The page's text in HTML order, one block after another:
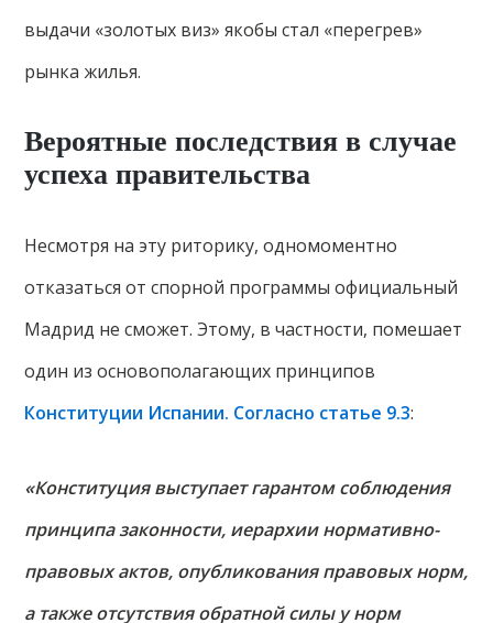
выдачи «золотых виз» якобы стал «перегрев»
рынка жилья.
Вероятные последствия в случае
успеха правительства
Несмотря на эту риторику, одномоментно
отказаться от спорной программы официальный
Мадрид не сможет. Этому, в частности, помешает
один из основополагающих принципов
Конституции Испании. Согласно статье 9.3:
«Конституция выступает гарантом соблюдения
принципа законности, иерархии нормативно-
правовых актов, опубликования правовых норм,
а также отсутствия обратной силы у норм